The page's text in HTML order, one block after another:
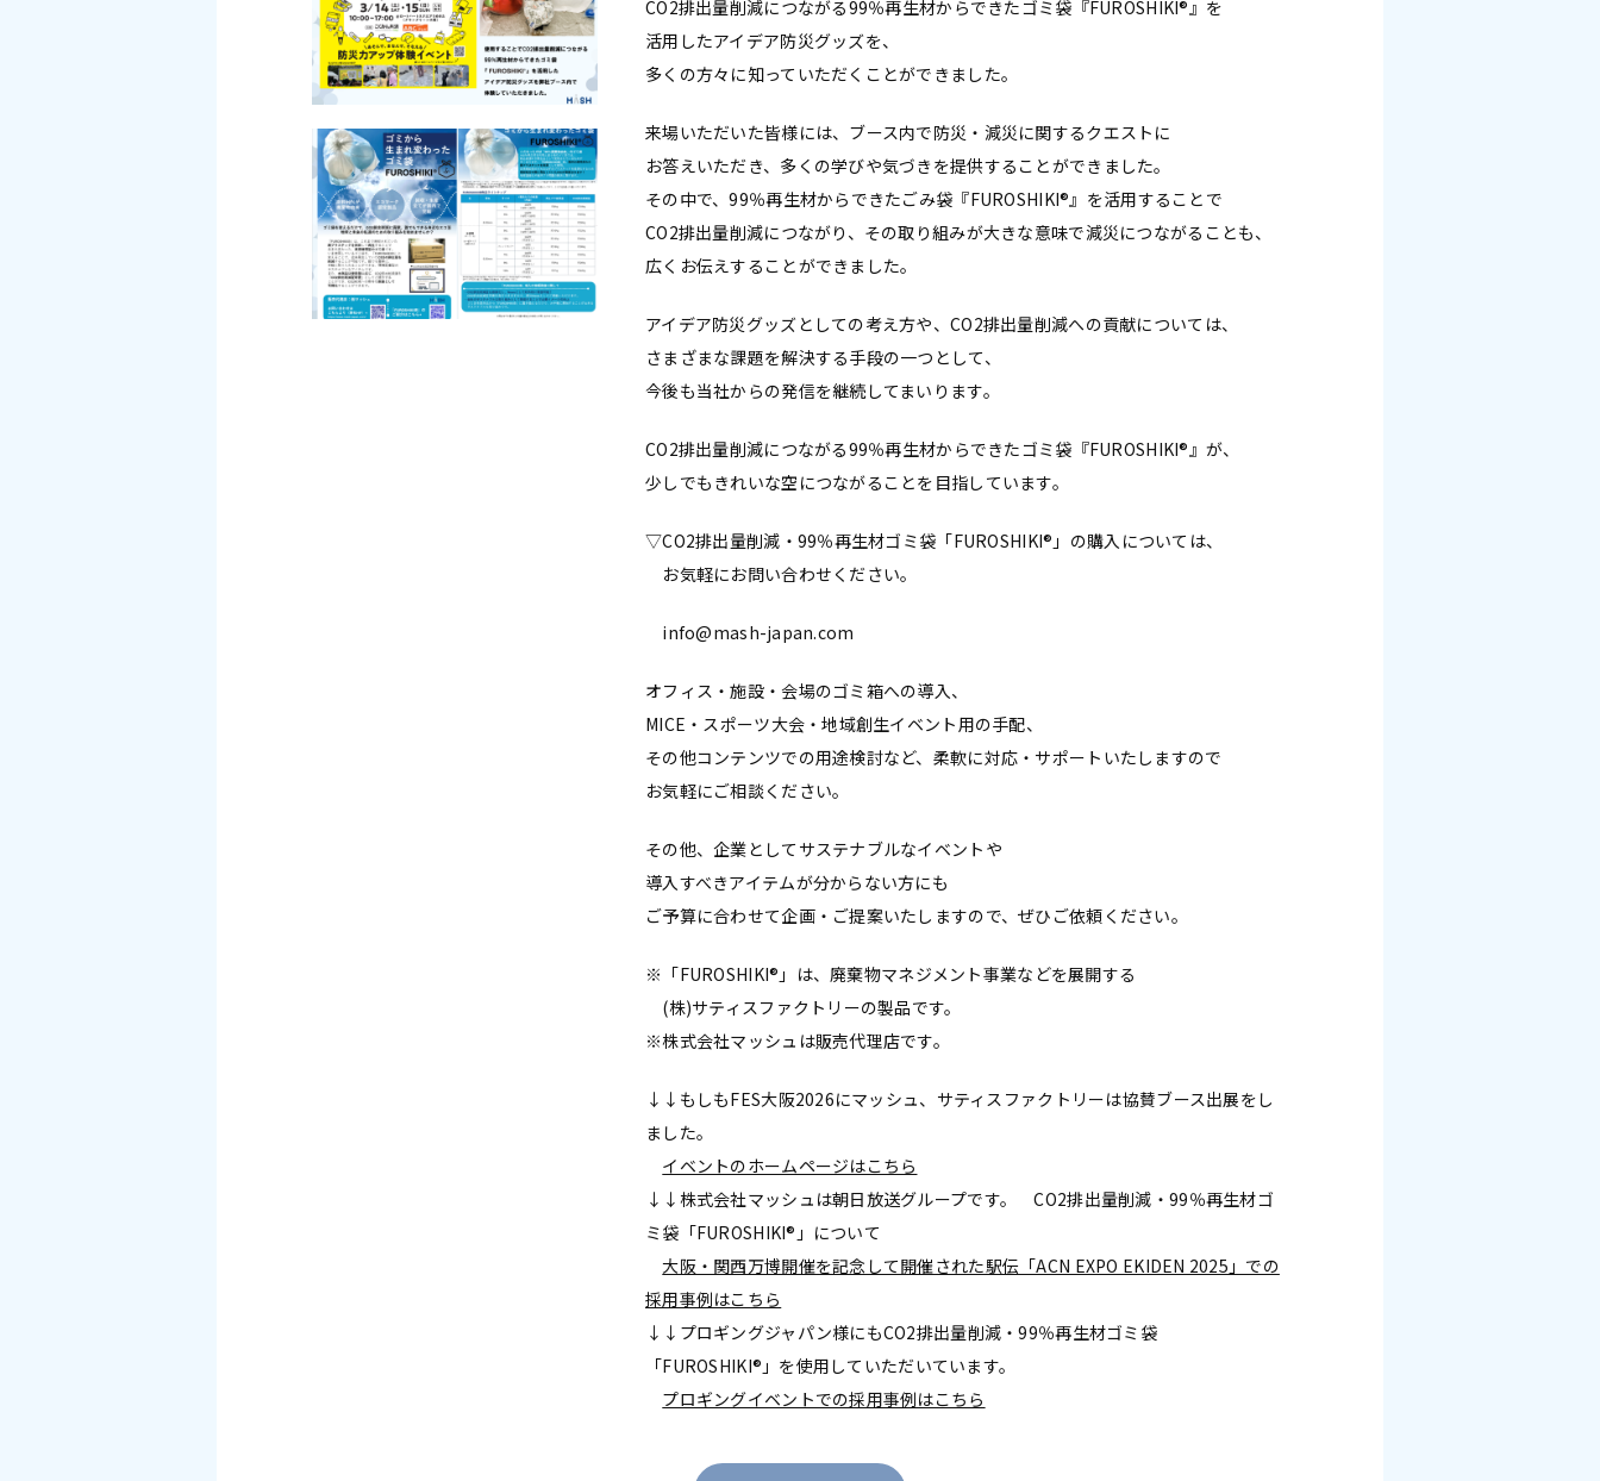
CO2排出量削減につながる99％再生材からできたゴミ袋『FUROSHIKI®』を
活用したアイデア防災グッズを、
多くの方々に知っていただくことができました。
来場いただいた皆様には、ブース内で防災・減災に関するクエストに
お答えいただき、多くの学びや気づきを提供することができました。
その中で、99％再生材からできたごみ袋『FUROSHIKI®』を活用することで
CO2排出量削減につながり、その取り組みが大きな意味で減災につながることも、
広くお伝えすることができました。
アイデア防災グッズとしての考え方や、CO2排出量削減への貢献については、
さまざまな課題を解決する手段の一つとして、
今後も当社からの発信を継続してまいります。
CO2排出量削減につながる99％再生材からできたゴミ袋『FUROSHIKI®』が、
少しでもきれいな空につながることを目指しています。
▽CO2排出量削減・99％再生材ゴミ袋「FUROSHIKI®」の購入については、
お気軽にお問い合わせください。
info@mash-japan.com
オフィス・施設・会場のゴミ箱への導入、
MICE・スポーツ大会・地域創生イベント用の手配、
その他コンテンツでの用途検討など、柔軟に対応・サポートいたしますので
お気軽にご相談ください。
その他、企業としてサステナブルなイベントや
導入すべきアイテムが分からない方にも
ご予算に合わせて企画・ご提案いたしますので、ぜひご依頼ください。
※「FUROSHIKI®」は、廃棄物マネジメント事業などを展開する
(株)サティスファクトリーの製品です。
※株式会社マッシュは販売代理店です。
↓↓もしもFES大阪2026にマッシュ、サティスファクトリーは協賛ブース出展をし
ました。
イベントのホームページはこちら
↓↓株式会社マッシュは朝日放送グループです。 CO2排出量削減・99％再生材ゴ
ミ袋「FUROSHIKI®」について
大阪・関西万博開催を記念して開催された駅伝「ACN EXPO EKIDEN 2025」での
採用事例はこちら
↓↓プロギングジャパン様にもCO2排出量削減・99％再生材ゴミ袋
「FUROSHIKI®」を使用していただいています。
プロギングイベントでの採用事例はこちら